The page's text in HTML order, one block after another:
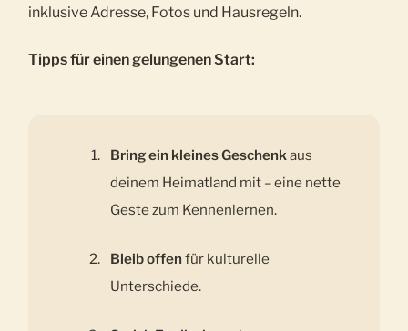
inklusive Adresse, Fotos und Hausregeln.
Tipps für einen gelungenen Start:
Bring ein kleines Geschenk aus
deinem Heimatland mit – eine nette
Geste zum Kennenlernen.
Bleib offenfür kulturelle
Unterschiede.